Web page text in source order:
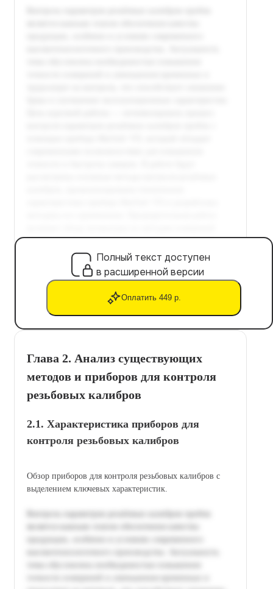
Полный текст доступен
в расширенной версии
Оплатить 449 р.
Глава 2. Анализ существующих
методов и приборов для контроля
резьбовых калибров
2.1. Характеристика приборов для
контроля резьбовых калибров
Обзор приборов для контроля резьбовых калибров с
выделением ключевых характеристик.